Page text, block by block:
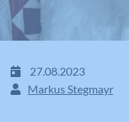
27.08.2023
Markus Stegmayr